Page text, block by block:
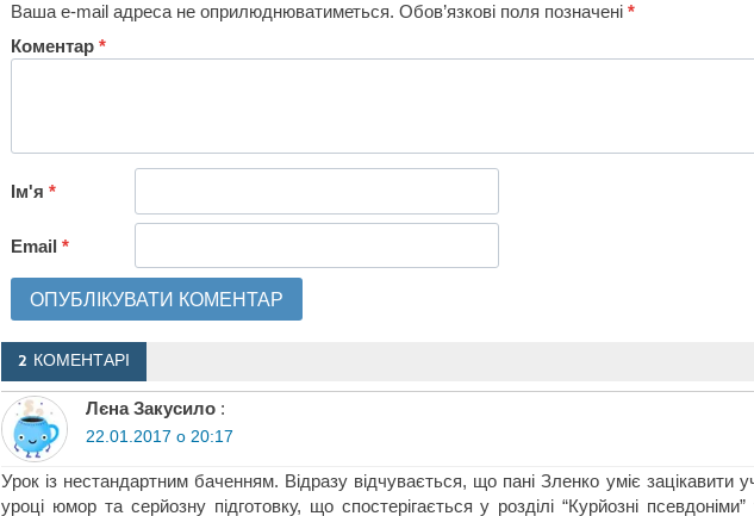
Ваша e-mail адреса не оприлюднюватиметься. Обов’язкові поля позначені *
Коментар *
Ім'я *
Email *
2 КОМЕНТАРІ
Лєна Закусило :
22.01.2017 о 20:17
Урок із нестандартним баченням. Відразу відчувається, що пані Зленко уміє зацікавити
уроці юмор та серйозну підготовку, що спостерігається у розділі “Курйозні псевдоніми”